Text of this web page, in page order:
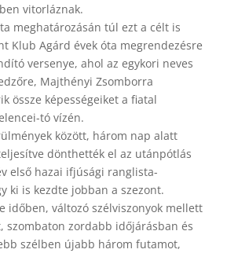
vitorláznak.
meghatározásán túl ezt a célt is
Klub Agárd évek óta megrendezésre
versenye, ahol az egykori neves
Majthényi Zsomborra
össze képességeiket a fiatal
tó vízén.
között, három nap alatt
dönthették el az utánpótlás
első hazai ifjúsági ranglista-
ki is kezdte jobban a szezont.
időben, változó szélviszonyok mellett
szombaton zordabb időjárásban és
szélben újabb három futamot,